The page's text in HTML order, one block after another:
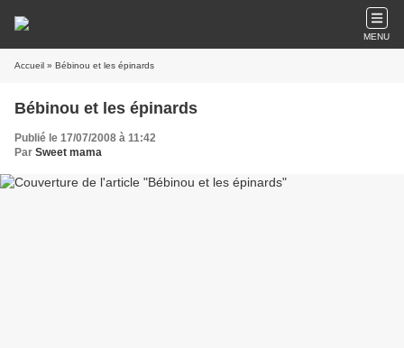
MENU
Accueil » Bébinou et les épinards
Bébinou et les épinards
Publié le 17/07/2008 à 11:42
Par Sweet mama